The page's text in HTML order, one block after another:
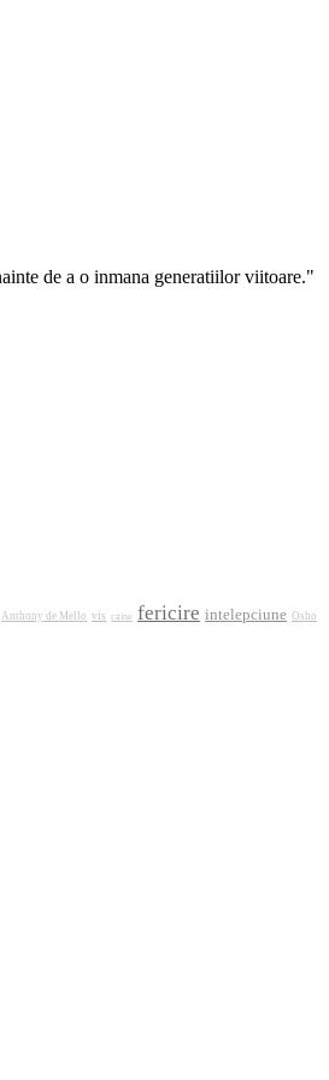
de a o inmana generatiilor viitoare."
Anthony de Mello vis caine fericire intelepciune Osho